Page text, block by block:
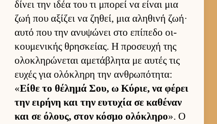
δίνει την ιδέα του τι μπορεί να εί­ναι μια
ζωή που αξίζει να ζηθεί, μια αληθινή ζωή·
αυτό που την ανυψώνει στο επίπεδο οι­
κου­μενικής θρησκεί­ας. Η προσευχή της
ολοκληρώνεται αμετάβλητα με αυ­τές τις
ευ­χές για ολόκληρη την αν­θρωπότητα:
«Είθε το θέλημά Σου, ω Κύριε, να φέρει
την ει­ρήνη και την ευ­τυχία σε καθέναν
και σε όλους, στον κόσμο ολόκληρο». Ο